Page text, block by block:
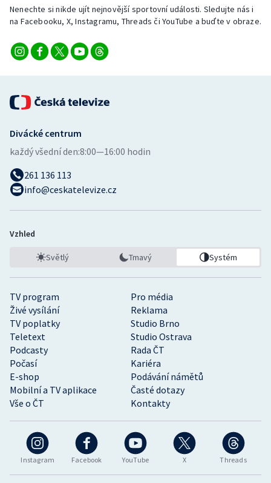
Nenechte si nikde ujít nejnovější sportovní události. Sledujte nás i
na Facebooku, X, Instagramu, Threads či YouTube a buďte v obraze.
Instagram Facebook YouTube X Threads
TV program
Pro média
Živé vysílání
Reklama
TV poplatky
Studio Brno
Teletext
Studio Ostrava
Podcasty
Rada ČT
Počasí
Kariéra
E-shop
Podávání námětů
Mobilní a TV aplikace
Časté dotazy
Vše o ČT
Kontakty
Divácké centrum
každý všední den:8:00—16:00 hodin
261 136 113
info@ceskatelevize.cz
Vzhled
Světlý Tmavý Systém